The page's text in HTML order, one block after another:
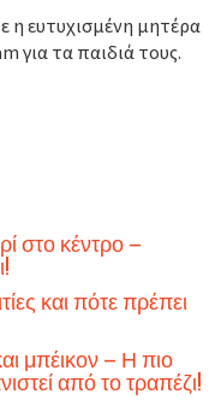
η ευτυχισμένη μητέρα
για τα παιδιά τους.
στο κέντρο –
και πότε πρέπει
μπέικον – Η πιο
από το τραπέζι!